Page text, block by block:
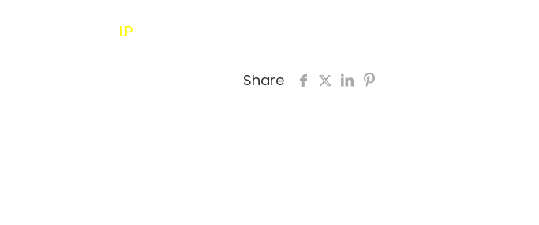
LP
Share